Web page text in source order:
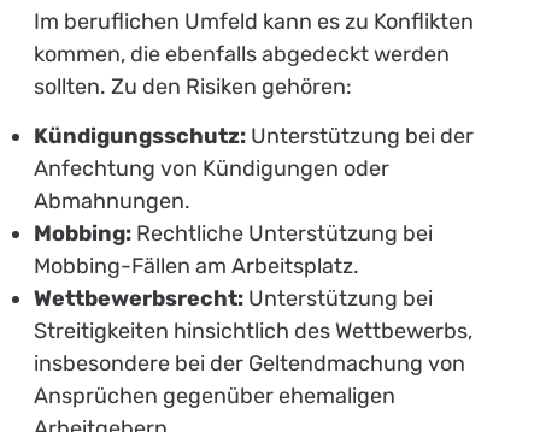
Privatrechtsschutz:ab etwa 15 Euro im
Monat.
Berufsrechtsschutz: kann zwischen 20 und
40 Euro pro Monat liegen.
Verkehrsrechtsschutz:
beträgt
durchschnittlich zwischen 10 und 30 Euro pro
Monat.
Die genauen Kosten hängen von
verschiedenen Faktoren ab, wie z.B. Ihrem
Wohnort, Ihrem Alter und Ihrer
Schadenshistorie.
5. Wie man die richtige